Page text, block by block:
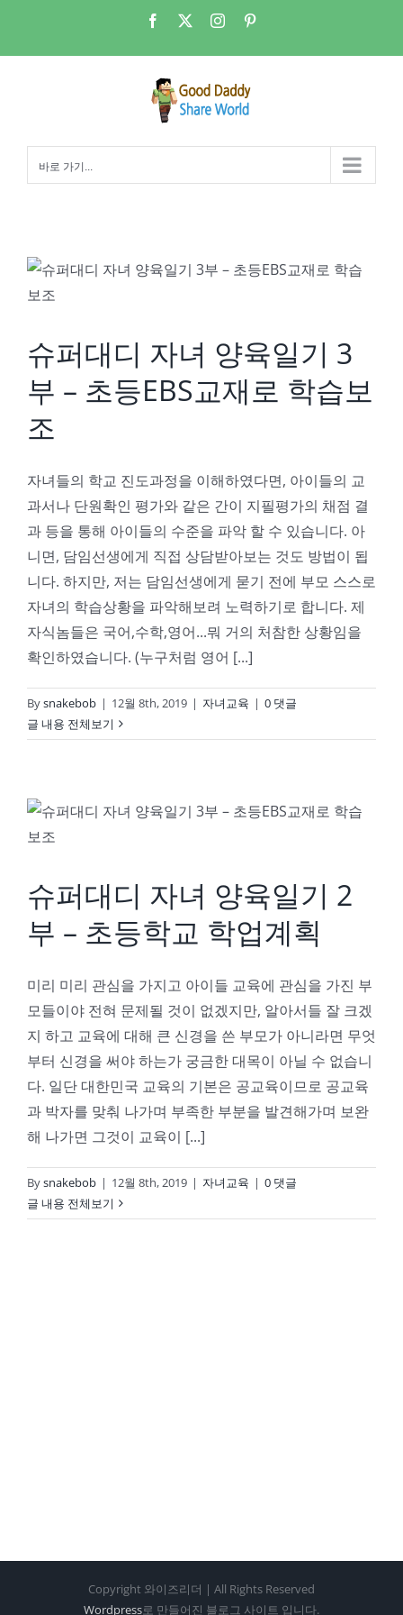
츠
Facebook Instagram
바로 가기...
슈퍼대디 자녀 양육일기 3
부 – 초등EBS교재로 학습보
조
자녀들의 학교 진도과정을 이해하였다면, 아이들의 교
과서나 단원확인 평가와 같은 간이 지필평가의 채점 결
과 등을 통해 아이들의 수준을 파악 할 수 있습니다. 아
니면, 담임선생에게 직접 상담받아보는 것도 방법이 됩
니다. 하지만, 저는 담임선생에게 묻기 전에 부모 스스로
자녀의 학습상황을 파악해보려 노력하기로 합니다. 제
자식놈들은 국어,수학,영어...뭐 거의 처참한 상황임을
확인하였습니다. (누구처럼 영어 [...]
Bysnakebob | 12월 8th, 2019 | 자녀교육 | 0 댓글
글 내용 전체보기
슈퍼대디 자녀 양육일기 2
부 – 초등학교 학업계획
미리 미리 관심을 가지고 아이들 교육에 관심을 가진 부
모들이야 전혀 문제될 것이 없겠지만, 알아서들 잘 크겠
지 하고 교육에 대해 큰 신경을 쓴 부모가 아니라면 무엇
부터 신경을 써야 하는가 궁금한 대목이 아닐 수 없습니
다. 일단 대한민국 교육의 기본은 공교육이므로 공교육
과 박자를 맞춰 나가며 부족한 부분을 발견해가며 보완
해 나가면 그것이 교육이 [...]
Bysnakebob | 12월 8th, 2019 | 자녀교육 | 0 댓글
글 내용 전체보기
Copyright 와이즈리더 | All Rights Reserved
Wordpress로 만들어진 블로그 사이트 입니다.